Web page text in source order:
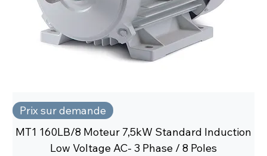
Prix sur demande
MT1 160LB/8 Moteur 7,5kW Standard Induction
Low Voltage AC- 3 Phase / 8 Poles